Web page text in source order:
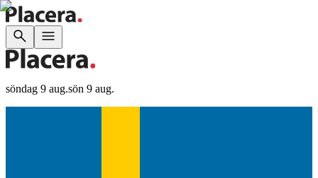
söndag 9 aug.sön 9 aug.